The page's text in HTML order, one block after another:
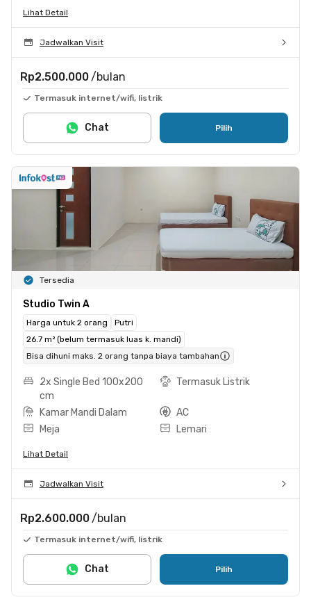
Lihat Detail
Jadwalkan Visit
Rp2.500.000 /bulan
Termasuk internet/wifi, listrik
Pilih
Chat
Tersedia
Studio Twin A
Harga untuk 2 orang
Putri
26.7 m² (belum termasuk luas k. mandi)
Bisa dihuni maks. 2 orang tanpa biaya tambahan
2x Single Bed 100x200
cm
Termasuk Listrik
Kamar Mandi Dalam
AC
Meja
Lemari
Lihat Detail
Jadwalkan Visit
Rp2.600.000 /bulan
Termasuk internet/wifi, listrik
Pilih
Chat